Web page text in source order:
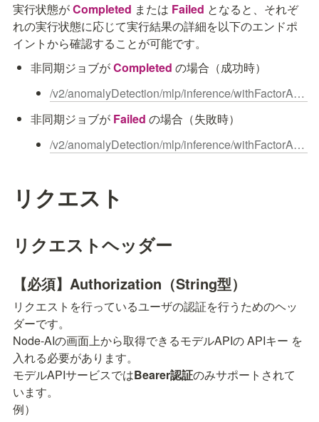
実行状態が Completed または Failed となると、それぞ
れの実行状態に応じて実行結果の詳細を以下のエンドポ
イントから確認することが可能です。
非同期ジョブが Completed の場合（成功時）
/v2/anomalyDetection/mlp/inference/withFactorAnalysis/jobs/{inferenceJobId}/result
非同期ジョブが Failed の場合（失敗時）
/v2/anomalyDetection/mlp/inference/withFactorAnalysis/jobs/{inferenceJobId}/result/failed
リクエスト
リクエストヘッダー
【必須】Authorization（String型）
リクエストを行っているユーザの認証を行うためのヘッ
ダーです。
Node-AIの画面上から取得できるモデルAPIの APIキー を
入れる必要があります。
モデルAPIサービスではBearer認証のみサポートされて
います。
例）